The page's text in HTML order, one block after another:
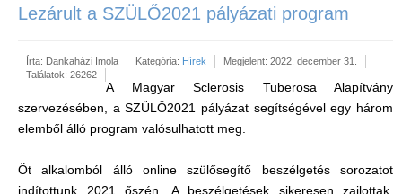
Lezárult a SZÜLŐ2021 pályázati program
Írta: Dankaházi Imola Kategória: Hírek
Megjelent: 2022. december 31.
Találatok: 26262
A Magyar Sclerosis Tuberosa Alapítvány
szervezésében, a SZÜLŐ2021 pályázat segítségével egy három
elemből álló program valósulhatott meg.
Öt alkalomból álló online szülősegítő beszélgetés sorozatot
indítottunk 2021 őszén. A beszélgetések sikeresen zajlottak,